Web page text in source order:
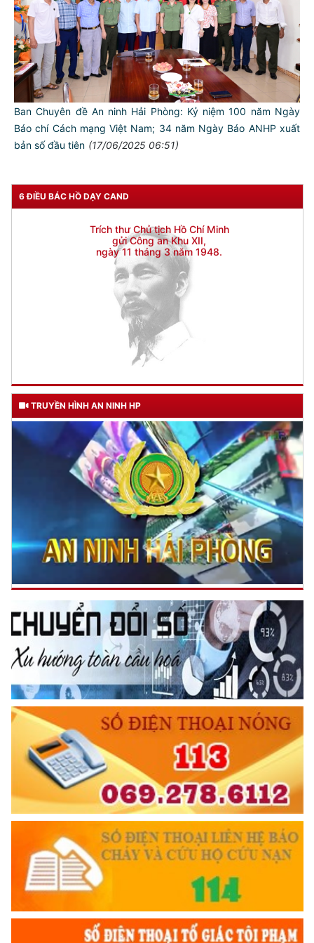
Ban Chuyên đề An ninh Hải Phòng: Kỷ niệm 100 năm Ngày
Báo chí Cách mạng Việt Nam; 34 năm Ngày Báo ANHP xuất
bản số đầu tiên (17/06/2025 06:51)
6 ĐIỀU BÁC HỒ DẠY CAND
TƯ CÁCH
NGƯỜI CÔNG AN CÁCH MỆNH LÀ:
Đối với tự mình, phải
CẦN, KIỆM, LIÊM, CHÍNH
Đối với đồng sự, phải
THÂN ÁI GIÚP ĐỠ
Đối với chính phủ, phải
TUYỆT ĐỐI TRUNG THÀNH
Đối với nhân dân, phải
KÍNH TRỌNG LỄ PHÉP
Đối với công việc, phải
TẬN TỤY
Đối với địch, phải
CƯƠNG QUYẾT, KHÔN KHÉO
Trích thư Chủ tịch Hồ Chí Minh
gửi Công an Khu XII,
ngày 11 tháng 3 năm 1948.
TRUYỀN HÌNH AN NINH HP